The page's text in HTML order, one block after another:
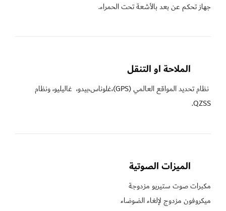
جهاز تحكم عن بعد بالأشعة تحت الحمراء.
الملاحة او التنقل
نظام تحديد المواقع العالمي (GPS)،غلوناس،بيدو،  غاليليو، ونظام
QZSS.
الميزات الصوتية
مكبرات صوت ستيريو مزدوجة
ميكروفون مزدوج لإلغاء الضوضاء